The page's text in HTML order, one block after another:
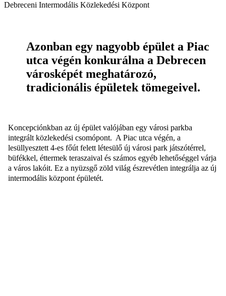
Debreceni Intermodális Közlekedési Központ
Azonban egy nagyobb épület a Piac
utca végén konkurálna a Debrecen
városképét meghatározó,
tradicionális épületek tömegeivel.
Koncepciónkban az új épület valójában egy városi parkba
integrált közlekedési csomópont. A Piac utca végén, a
lesüllyesztett 4-es főút felett létesülő új városi park játszótérrel,
büfékkel, éttermek teraszaival és számos egyéb lehetőséggel várja
a város lakóit. Ez a nyüzsgő zöld világ észrevétlen integrálja az új
intermodális központ épületét.